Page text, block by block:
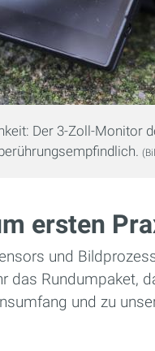
Der 3-Zoll-Monitor
ersten
und
das Rundumpaket,
und zu